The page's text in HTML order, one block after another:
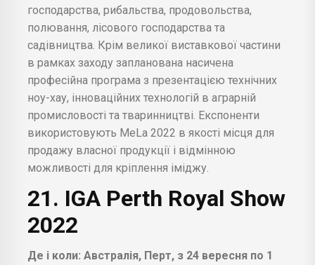
господарства, рибальства, продовольства,
полювання, лісового господарства та
садівництва. Крім великої виставкової частини
в рамках заходу запланована насичена
професійна програма з презентацією технічних
ноу-хау, інноваційних технологій в аграрній
промисловості та тваринництві. Експоненти
використовують MeLa 2022 в якості місця для
продажу власної продукції і відмінною
можливості для кріплення іміджу.
21. IGA Perth Royal Show
2022
Де і коли: Австралія, Перт, з 24 вересня по 1